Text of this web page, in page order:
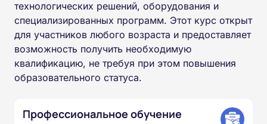
технологических решений, оборудования и
специализированных программ. Этот курс открыт
для участников любого возраста и предоставляет
возможность получить необходимую
квалификацию, не требуя при этом повышения
образовательного статуса.
Профессиональное обучение